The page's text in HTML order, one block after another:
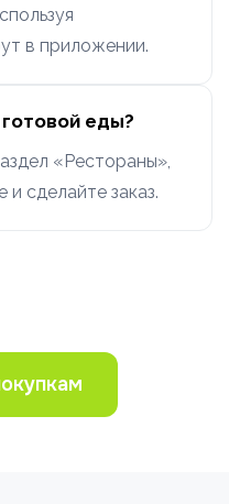
в приложении.
еды?
«Рестораны»,
сделайте заказ.